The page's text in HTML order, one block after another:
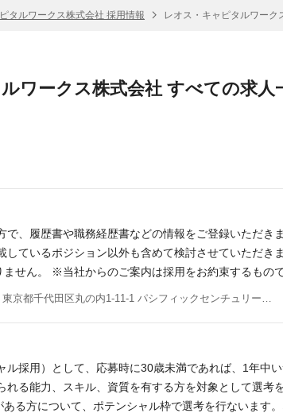
タルワークス株式会社 採用情報 レオス・キャピタルワーク
ワークス株式会社 すべての求人
、履歴書や職務経歴書などの情報をご登録いただき
ているポジション以外も含めて検討させていただ
せん。 ※当社からのご案内は採用をお約束するもの
ポジション一覧 以下のポジションでの採用を想定し
として、企業調査やマクロ経済調査、投資信託の運
行なっています。youtubeチャンネル「お金のまなび
ふみ営業部（主に直接販売を担当） ・レオス営業部
部 ーーーーーーーーーーーーーーーーーーーー ■総
画部 ・広報IR部 ・サステナビリティ経営デザイン室
ル採用）として、応募時に30歳未満であれば、1年中
る能力、スキル、資質を有する方を対象として選考
る方について、ポテンシャル枠で選考を行ないます